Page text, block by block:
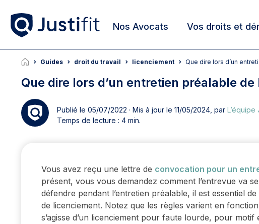
Nos Avocats Vos droits et
Guides droit du travail licenciement Que dire lors d’un
Que dire lors d’un entretien préalable
Publié le 05/07/2022 · Mis à jour le 11/05/2024, par L’équipe
Temps de lecture : 4 min.
Vous avez reçu une lettre de convocation pour un
présent, vous vous demandez comment l’entrevue va
défendre pendant l’entretien préalable, il est essentiel
de licenciement. Notez que les règles varient en
s’agisse d’un licenciement pour faute lourde, pour motif